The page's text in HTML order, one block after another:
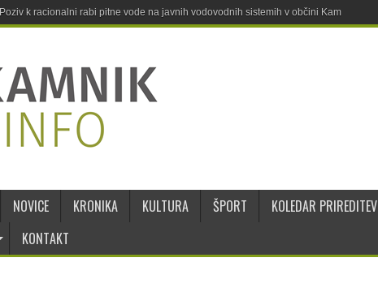
Poziv k racionalni rabi pitne vode na javnih vodovodnih sistemih v občini Kamnik
NOVICE KRONIKA KULTURA ŠPORT KOLEDAR PRIREDITEV
KONTAKT